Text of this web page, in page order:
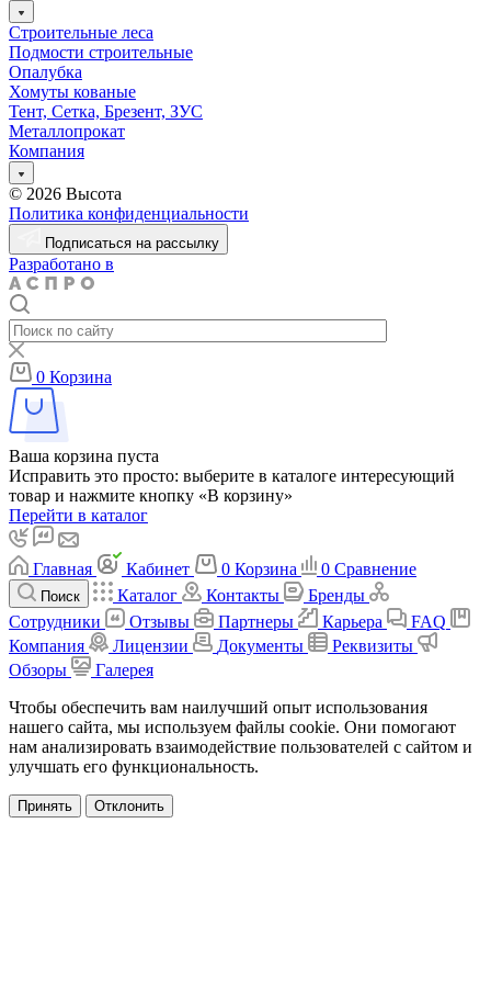
Строительные леса
Подмости строительные
Опалубка
Хомуты кованые
Тент, Сетка, Брезент, ЗУС
Металлопрокат
Компания
© 2026 Высота
Политика конфиденциальности
Подписаться на рассылку
Разработано в
0 Корзина
Ваша корзина пуста
Исправить это просто: выберите в каталоге интересующий
товар и нажмите кнопку «В корзину»
Перейти в каталог
Главная Кабинет 0 Корзина 0 Сравнение
Поиск Каталог Контакты
Бренды
Сотрудники
Отзывы Партнеры Карьера
FAQ
Компания
Лицензии Документы
Реквизиты
Обзоры
Галерея
Чтобы обеспечить вам наилучший опыт использования
нашего сайта, мы используем файлы cookie. Они помогают
нам анализировать взаимодействие пользователей с сайтом и
улучшать его функциональность.
Принять Отклонить